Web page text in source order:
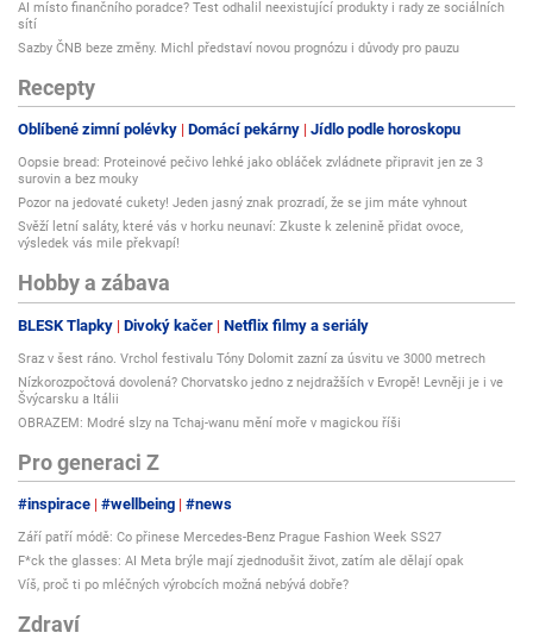
AI místo finančního poradce? Test odhalil neexistující produkty i rady ze sociálních
sítí
Sazby ČNB beze změny. Michl představí novou prognózu i důvody pro pauzu
Recepty
Oblíbené zimní polévky Domácí pekárny Jídlo podle horoskopu
Oopsie bread: Proteinové pečivo lehké jako obláček zvládnete připravit jen ze 3
surovin a bez mouky
Pozor na jedovaté cukety! Jeden jasný znak prozradí, že se jim máte vyhnout
Svěží letní saláty, které vás v horku neunaví: Zkuste k zelenině přidat ovoce,
výsledek vás mile překvapí!
Hobby a zábava
BLESK Tlapky Divoký kačer Netflix filmy a seriály
Sraz v šest ráno. Vrchol festivalu Tóny Dolomit zazní za úsvitu ve 3000 metrech
Nízkorozpočtová dovolená? Chorvatsko jedno z nejdražších v Evropě! Levněji je i ve
Švýcarsku a Itálii
OBRAZEM: Modré slzy na Tchaj-wanu mění moře v magickou říši
Pro generaci Z
#inspirace #wellbeing #news
Září patří módě: Co přinese Mercedes-Benz Prague Fashion Week SS27
F*ck the glasses: AI Meta brýle mají zjednodušit život, zatím ale dělají opak
Víš, proč ti po mléčných výrobcích možná nebývá dobře?
Zdraví